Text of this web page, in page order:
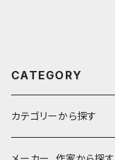
CATEGORY
カテゴリーから探す
鉛筆